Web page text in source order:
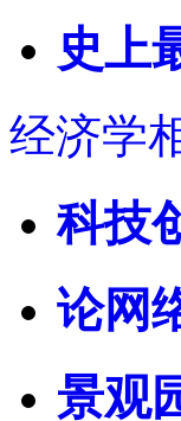
史上
经济学
科技
论网
景观